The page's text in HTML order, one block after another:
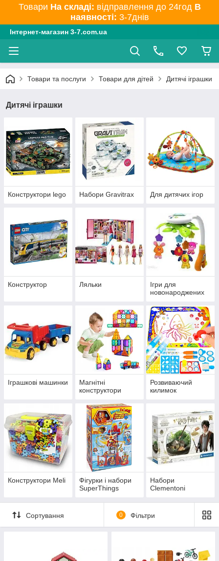
Товари На складі: відправлення до 24год В
наявності: 3-7днів
Інтернет-магазин 3-7.com.ua
Товари та послуги Товари для дітей Дитячі іграшки
Дитячі іграшки
Конструктори lego Набори Gravitrax Для дитячих ігор
Конструктор Ляльки
Ігри для
новонароджених
Іграшкові машинки
Магнітні
конструктори
Розвиваючий
килимок
Конструктори Meli
Фігурки і набори
SuperThings
Набори
Clementoni
Сортування 0 Фільтри